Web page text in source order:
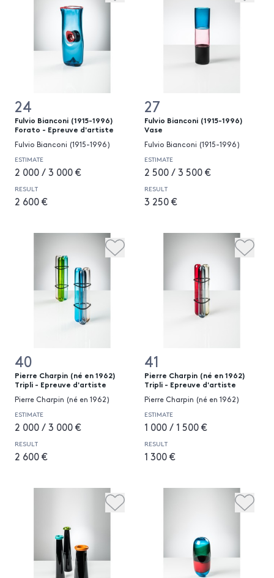
24
Fulvio Bianconi (1915-1996)
Forato - Epreuve d'artiste
Fulvio Bianconi (1915-1996)
ESTIMATE
2 000 / 3 000 €
RESULT
2 600 €
27
Fulvio Bianconi (1915-1996)
Vase
Fulvio Bianconi (1915-1996)
ESTIMATE
2 500 / 3 500 €
RESULT
3 250 €
40
Pierre Charpin (né en 1962)
Tripli - Epreuve d'artiste
Pierre Charpin (né en 1962)
ESTIMATE
2 000 / 3 000 €
RESULT
2 600 €
41
Pierre Charpin (né en 1962)
Tripli - Epreuve d'artiste
Pierre Charpin (né en 1962)
ESTIMATE
1 000 / 1 500 €
RESULT
1 300 €